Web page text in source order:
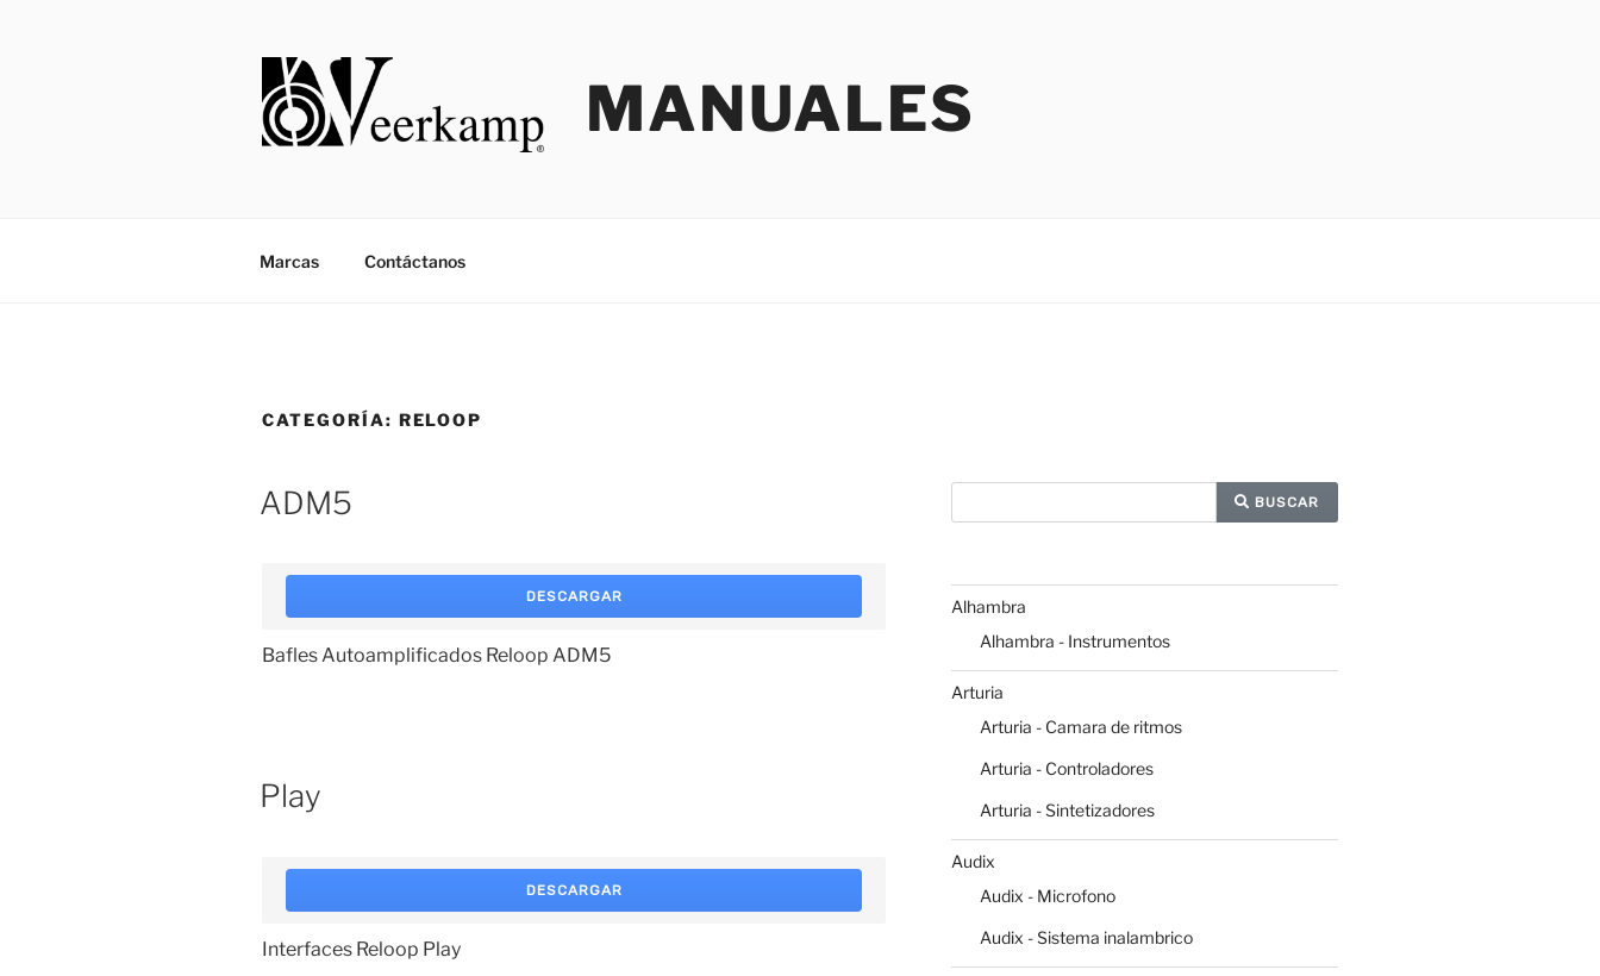
MANUALES
Marcas Contáctanos
CATEGORÍA: RELOOP
ADM5
DESCARGAR
Bafles Autoamplificados Reloop ADM5
Play
DESCARGAR
Interfaces Reloop Play
BUSCAR
Alhambra
Alhambra - Instrumentos
Arturia
Arturia - Camara de ritmos
Arturia - Controladores
Arturia - Sintetizadores
Audix
Audix - Microfono
Audix - Sistema inalambrico